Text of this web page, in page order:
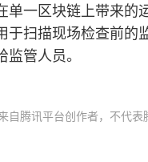
单一区块链上带来的
于扫描现场检查前的
管人员。
自腾讯平台创作者，不代